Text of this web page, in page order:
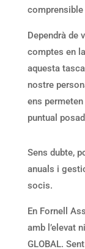
comprensible
Dependrà de
comptes en
aquesta
nostre
ens
puntual
Sens dubte,
anuals i
socis.
En Fornell
amb l’elevat
GLOBAL.